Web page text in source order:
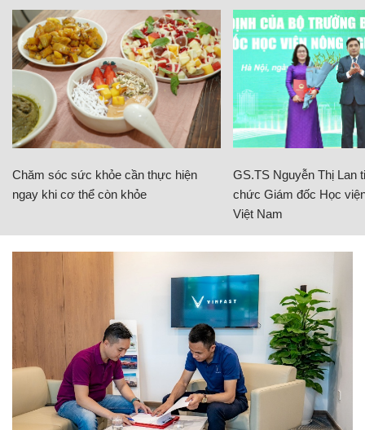
Chăm sóc sức khỏe cần thực hiện
ngay khi cơ thể còn khỏe
GS.TS Nguyễn Thị Lan
chức Giám đốc Học
Việt Nam